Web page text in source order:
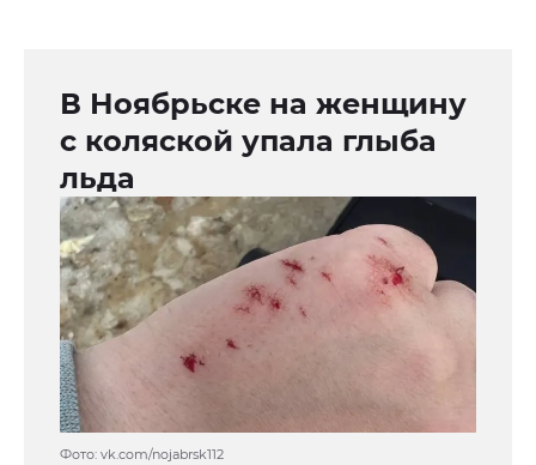
В Ноябрьске на женщину
с коляской упала глыба
льда
Фото: vk.com/nojabrsk112